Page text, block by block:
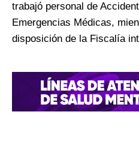
trabajó personal de
Emergencias Médicas,
disposición de la Fiscalía